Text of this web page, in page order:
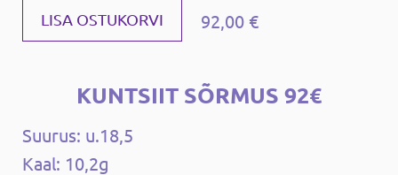
LISA OSTUKORVI 92,00 €
KUNTSIIT SÕRMUS 92€
Suurus: u.18,5
Kaal: 10,2g